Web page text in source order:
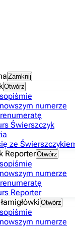
Zamknij
Otwórz
numerze
Świerszczyk
ze
ReporterOtwórz
numerze
Reporter
Otwórz
numerze